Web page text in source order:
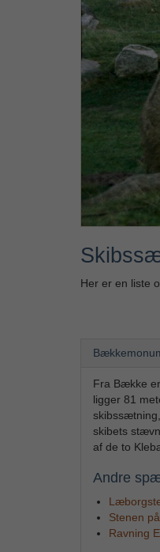
Her er en liste
Fra Bække
ligger 81
skibets
af de to
Andre
Stenen
Ravning